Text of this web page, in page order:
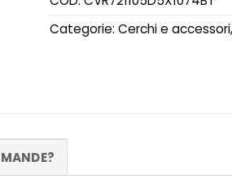
Categorie: Cerchi e accessori,